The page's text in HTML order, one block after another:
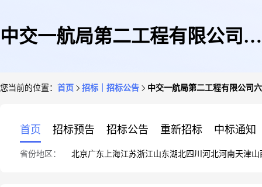
中交一航局第二工程有限公司六
您当前的位置： 首页 招标｜招标公告 中交一航局第二工程有限公司
首页 招标预告 招标公告 重新招标 中标通知
省份地区： 北京广东 上海江苏浙江山东湖北四川 河北河南天津山